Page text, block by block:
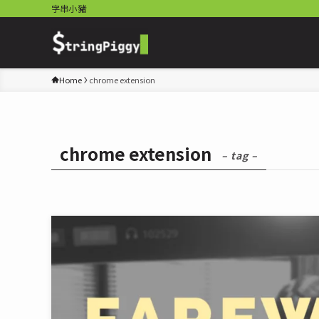
字串小豬
Home chrome extension
chrome extension – tag –